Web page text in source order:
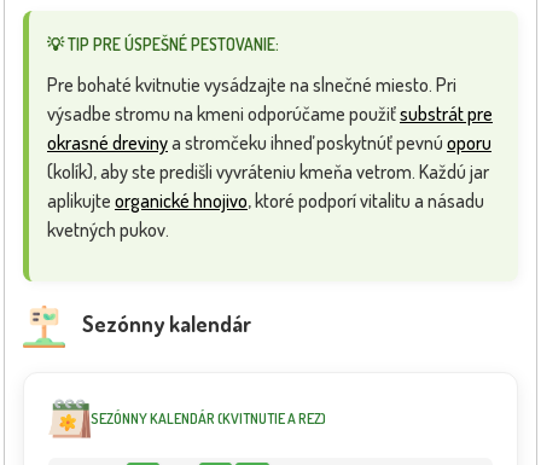
💡 TIP PRE ÚSPEŠNÉ PESTOVANIE:
Pre bohaté kvitnutie vysádzajte na slnečné miesto. Pri
výsadbe stromu na kmeni odporúčame použiťsubstrát pre
okrasné drevinya stromčeku ihneď poskytnúť pevnú oporu
(kolík), aby ste predišli vyvráteniu kmeňa vetrom. Každú jar
aplikujte organické hnojivo, ktoré podporí vitalitu a násadu
kvetných pukov.
Sezónny kalendár
SEZÓNNY KALENDÁR (KVITNUTIE A REZ)